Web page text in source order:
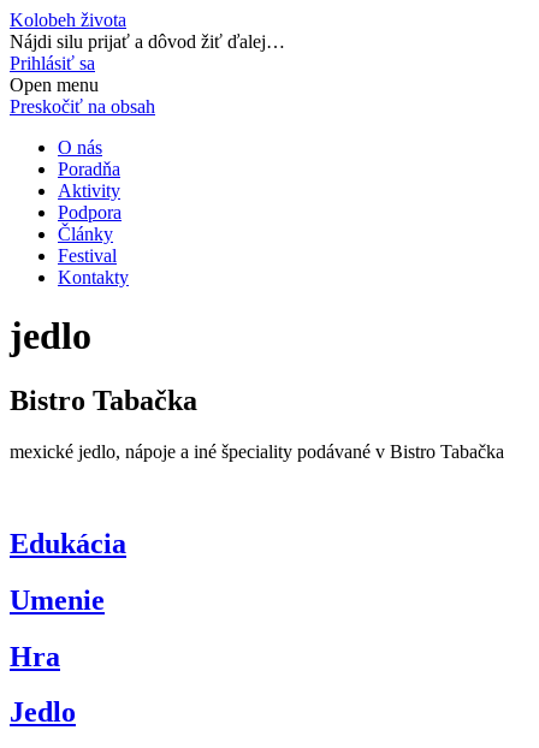
Kolobeh života
Nájdi silu prijať a dôvod žiť ďalej…
Prihlásiť sa
Open menu
Preskočiť na obsah
O nás
Poradňa
Aktivity
Podpora
Články
Festival
Kontakty
jedlo
Bistro Tabačka
mexické jedlo, nápoje a iné špeciality podávané v Bistro Tabačka
Edukácia
Umenie
Hra
Jedlo